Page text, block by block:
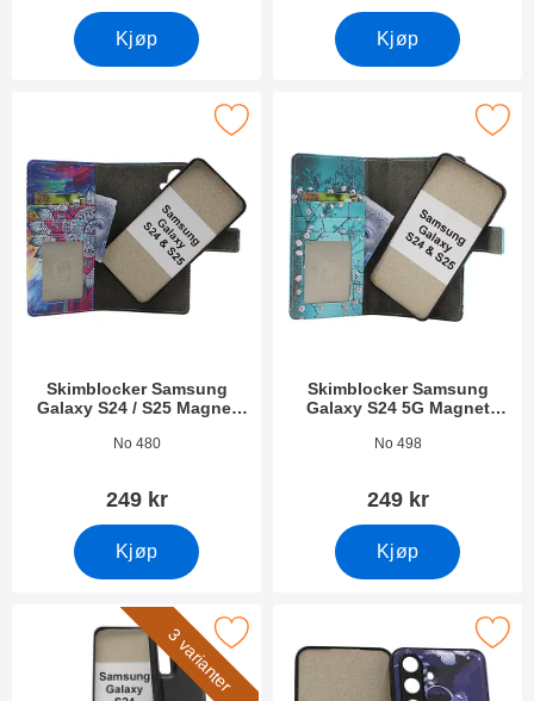
Kjøp Kjøp
Skimblocker Samsung
Galaxy S24 / S25 Magnet
Varenummer 52710
No 480
249 kr
Kjøp
Galaxy S24 / S25 Magnet Lommebok Deksel Design
Skimblocker Samsung
Galaxy S24 5G Magnet
Varenummer 52434
No 498
249 kr
Kjøp
Merk skimblocker Samsung Galaxy S24 5G
3 varianter
Deksel Samsung Galaxy S24 5G (SM-S921B/DS) som
Merk magnet Deksel Samsung